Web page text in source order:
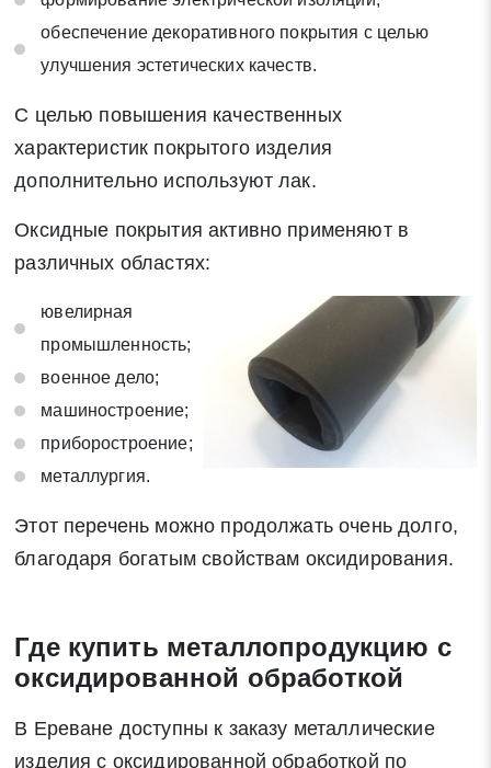
обеспечение декоративного покрытия с целью
улучшения эстетических качеств.
С целью повышения качественных
характеристик покрытого изделия
дополнительно используют лак.
Оксидные покрытия активно применяют в
различных областях:
ювелирная
промышленность;
военное дело;
машиностроение;
приборостроение;
металлургия.
Этот перечень можно продолжать очень долго,
благодаря богатым свойствам оксидирования.
Где купить металлопродукцию с
оксидированной обработкой
В Ереване доступны к заказу металлические
изделия с оксидированной обработкой по